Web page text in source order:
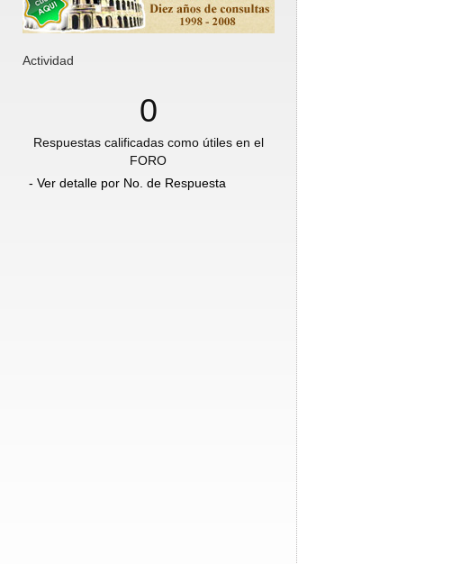
Actividad
0
Respuestas calificadas como útiles en el
FORO
- Ver detalle por No. de Respuesta